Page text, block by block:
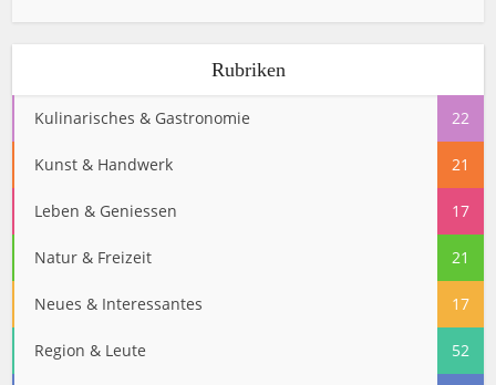
Rubriken
Kulinarisches & Gastronomie 22
Kunst & Handwerk 21
Leben & Geniessen 17
Natur & Freizeit 21
Neues & Interessantes 17
Region & Leute 52